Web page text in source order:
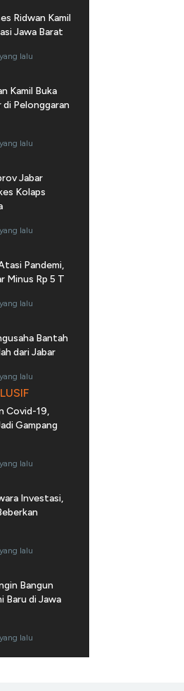
Ridwan Kamil
Jawa Barat
lalu
Kamil Buka
di Pelonggaran
lalu
Jabar
Kolaps
lalu
Pandemi,
Minus Rp 5 T
lalu
Bantah
dari Jabar
lalu
Covid-19,
Gampang
lalu
Investasi,
lalu
Bangun
Baru di Jawa
lalu